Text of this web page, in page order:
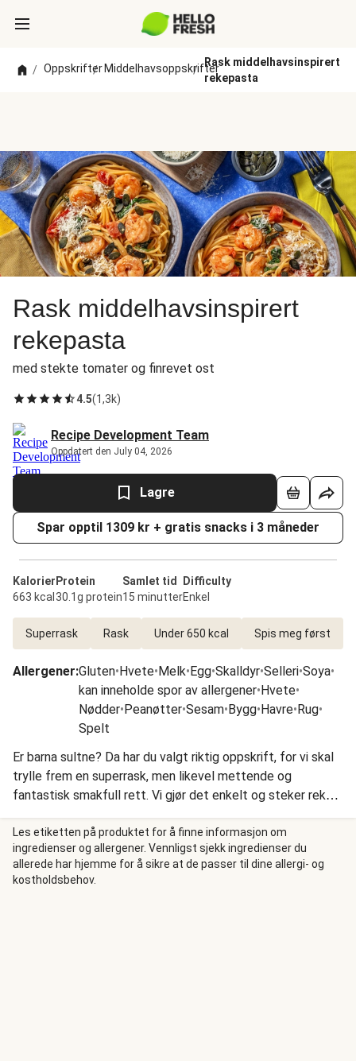
/ Oppskrifter
/ Middelhavsoppskrifter
/
Rask middelhavsinspirert
rekepasta
Rask middelhavsinspirert
rekepasta
med stekte tomater og finrevet ost
4.5(1,3k)
Recipe Development Team
Oppdatert den July 04, 2026
Lagre
Spar opptil 1309 kr + gratis snacks i 3 måneder
Kalorier
663 kcal
Protein
30.1g protein
Samlet tid
15 minutter
Difficulty
Enkel
Superrask Rask Under 650 kcal Spis meg først
Allergener:Gluten•Hvete•Melk•Egg•Skalldyr•Selleri•Soya•
kan inneholde spor av allergener•Hvete•
Nødder•Peanøtter•Sesam•Bygg•Havre•Rug•
Spelt
Er barna sultne? Da har du valgt riktig oppskrift, for vi skal
trylle frem en superrask, men likevel mettende og
fantastisk smakfull rett. Vi gjør det enkelt og steker reker,
løk og tomat som får putre i en herlig saus med spinat,
fløte og masse nydelige krydder. Vi rører inn spaghetti,
topper med pinjekjerner og ost, og så er maten klar.
Les etiketten på produktet for å finne informasjon om
ingredienser og allergener. Vennligst sjekk ingredienser du
allerede har hjemme for å sikre at de passer til dine allergi- og
kostholdsbehov.